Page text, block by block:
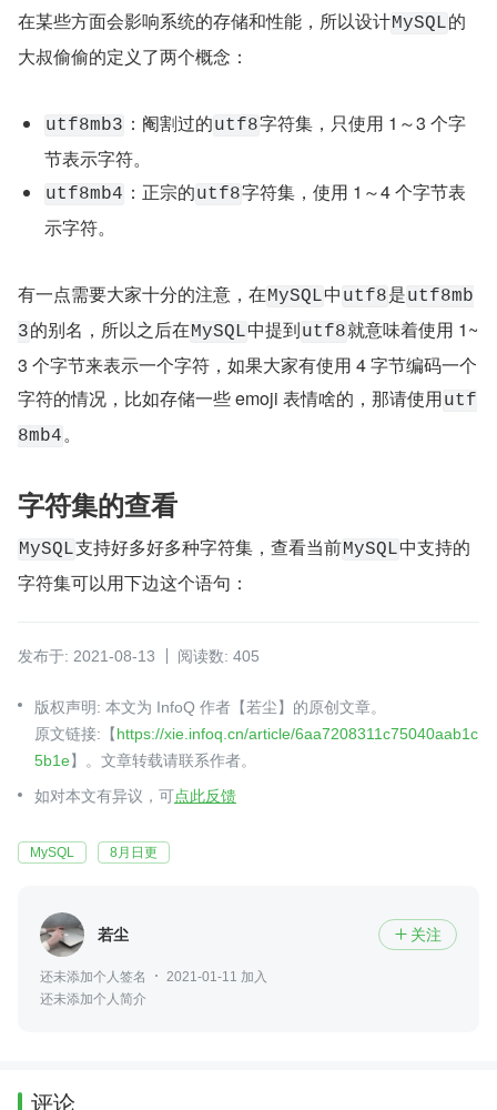
在某些方面会影响系统的存储和性能，所以设计MySQL的
大叔偷偷的定义了两个概念：
utf8mb3 ：阉割过的utf8字符集，只使用 1～3 个字
节表示字符。
utf8mb4 ：正宗的utf8字符集，使用 1～4 个字节表
示字符。
有一点需要大家十分的注意，在MySQL中 utf8是utf8mb
3的别名，所以之后在MySQL中提到utf8就意味着使用 1~
3 个字节来表示一个字符，如果大家有使用 4 字节编码一个
字符的情况，比如存储一些 emoji 表情啥的，那请使用utf
8mb4。
字符集的查看
MySQL支持好多好多种字符集，查看当前MySQL中支持的
字符集可以用下边这个语句：
发布于: 2021-08-13 阅读数: 405
版权声明: 本文为 InfoQ 作者【若尘】的原创文章。
原文链接:【https://xie.infoq.cn/article/6aa7208311c75040aab1c
5b1e】。文章转载请联系作者。
如对本文有异议，可点此反馈
MySQL 8月日更
若尘  关注
还未添加个人签名
2021-01-11 加入
还未添加个人简介
评论